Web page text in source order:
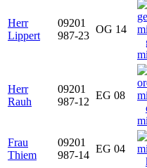
Herr
Lippert
09201
987-23
OG 14
Herr
Rauh
09201
987-12
EG 08
Frau
Thiem
09201
987-14
EG 04